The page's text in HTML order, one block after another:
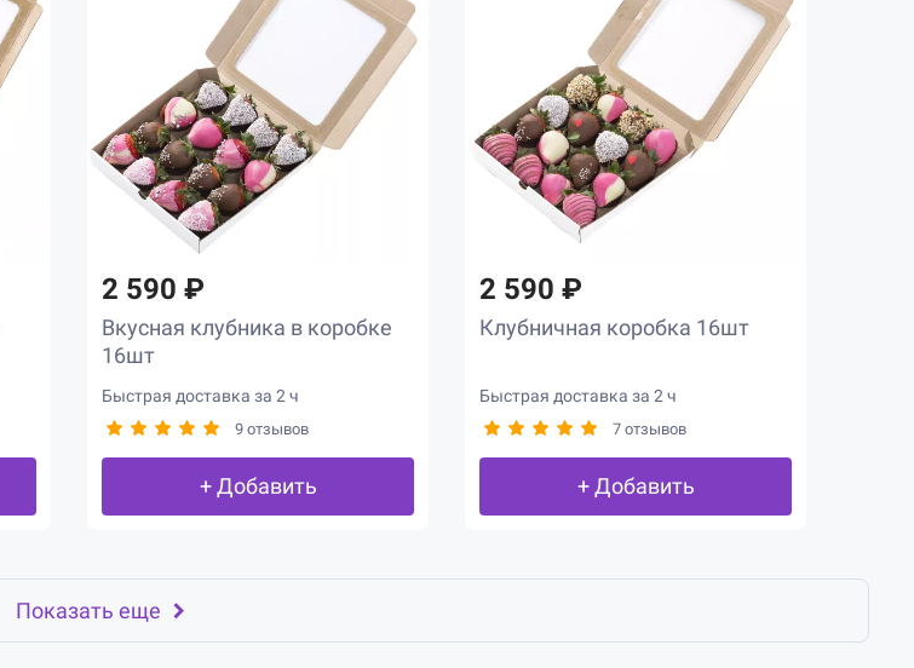
2 590 ₽
Вкусная клубника в коробке
16шт
Быстрая доставка за 2 ч
9 отзывов
+ Добавить
2 590 ₽
Клубничная коробка 16шт
Быстрая доставка за 2 ч
7 отзывов
+ Добавить
Показать еще